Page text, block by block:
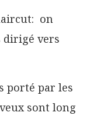
on
dirigé vers
porté par les
sont long